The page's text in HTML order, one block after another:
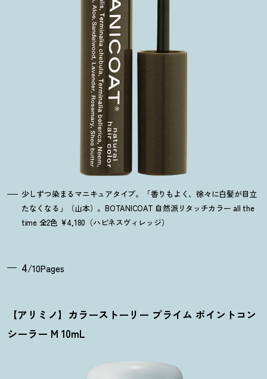
少しずつ染まるマニキュアタイプ。「香りもよく、徐々に白髪が目立
たなくなる」（山本）。BOTANICOAT 自然派リタッチカラー all the
time 全2色 ¥4,180（ハピネスヴィレッジ）
4/10Pages
【アリミノ】カラーストーリー プライム ポイントコン
シーラー M 10mL